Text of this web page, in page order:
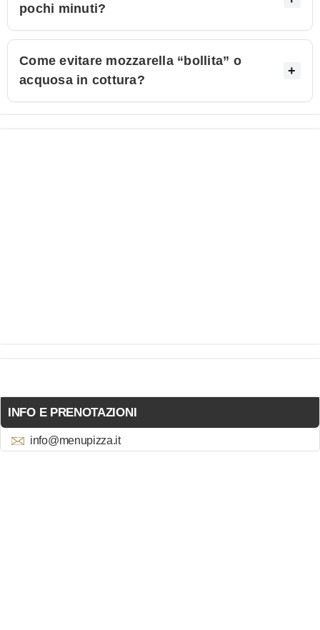
pochi minuti?
Come evitare mozzarella “bollita” o
acquosa in cottura?
INFO E PRENOTAZIONI
info@menupizza.it